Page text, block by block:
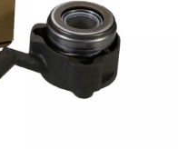
离合器二件套